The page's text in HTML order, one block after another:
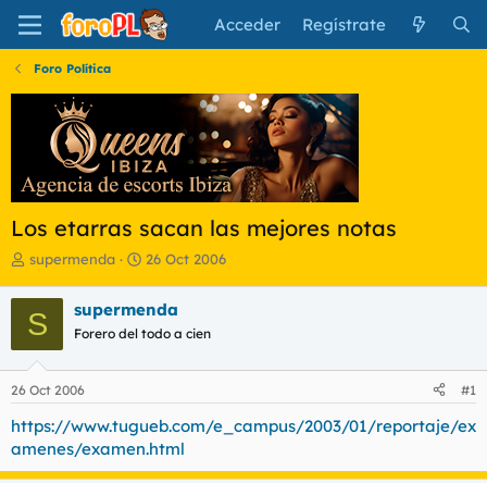
Acceder Regístrate
Foro Política
Los etarras sacan las mejores notas
I
i
c
i
a
d
o
d
e
l
supermenda
F
h
a
e
i
c
i
26 Oct 2006
S supermenda
Forero del todo a cien
26 Oct 2006 #1
https://www.tugueb.com/e_campus/2003/01/reportaje/ex
amenes/examen.html